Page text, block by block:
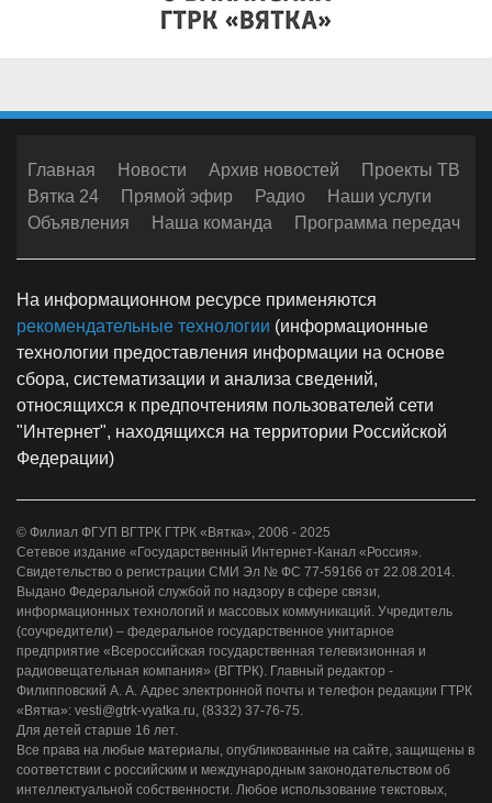
Главная Новости Архив новостей
Проекты ТВ
Вятка 24
Прямой эфир Радио
Наши услуги
Объявления
Наша команда Программа передач
На информационном ресурсе применяются
рекомендательные технологии (информационные
технологии предоставления информации на основе
сбора, систематизации и анализа сведений,
относящихся к предпочтениям пользователей сети
"Интернет", находящихся на территории Российской
Федерации)
© Филиал ФГУП ВГТРК ГТРК «Вятка», 2006 - 2025
Сетевое издание «Государственный Интернет-Канал «Россия».
Свидетельство о регистрации СМИ Эл № ФС 77-59166 от 22.08.2014.
Выдано Федеральной службой по надзору в сфере связи,
информационных технологий и массовых коммуникаций. Учредитель
(соучредители) – федеральное государственное унитарное
предприятие «Всероссийская государственная телевизионная и
радиовещательная компания» (ВГТРК). Главный редактор -
Филипповский А. А. Адрес электронной почты и телефон редакции ГТРК
«Вятка»: vesti@gtrk-vyatka.ru, (8332) 37-76-75.
Для детей старше 16 лет.
Все права на любые материалы, опубликованные на сайте, защищены в
соответствии с российским и международным законодательством об
интеллектуальной собственности. Любое использование текстовых,